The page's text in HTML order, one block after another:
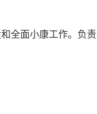
全面小康工作。负